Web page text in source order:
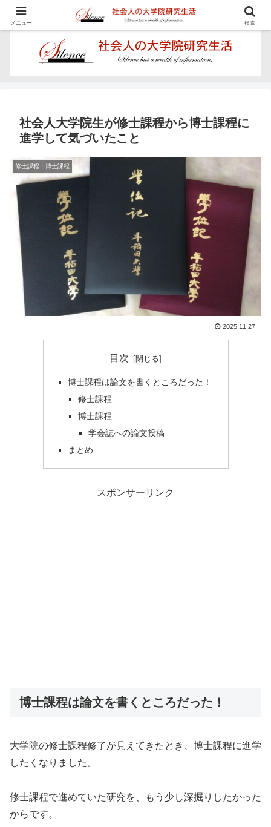
学びを楽しむ - Proposal for Acquiring Doctor's Degree -
社会人大学院生が修士課程から博士課程に
進学して気づいたこと
修士課程・博士課程
2025.11.27
目次
博士課程は論文を書くところだった！
修士課程
博士課程
学会誌への論文投稿
まとめ
スポンサーリンク
博士課程は論文を書くところだった！
大学院の修士課程修了が見えてきたとき、博士課程に進学
したくなりました。
修士課程で進めていた研究を、もう少し深掘りしたかった
からです。
メニュー 検索